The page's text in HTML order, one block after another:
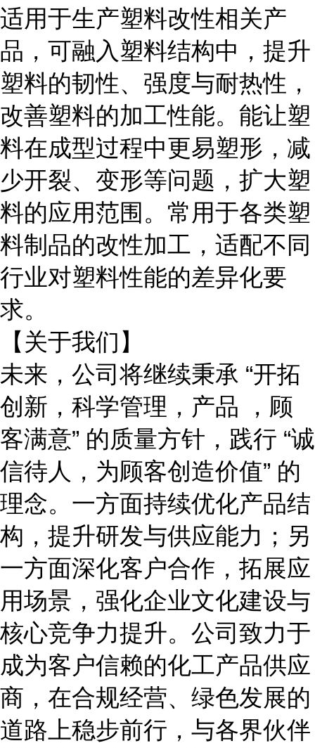
适用于生产塑料改性相关产
品，可融入塑料结构中，提升
塑料的韧性、强度与耐热性，
改善塑料的加工性能。能让塑
料在成型过程中更易塑形，减
少开裂、变形等问题，扩大塑
料的应用范围。常用于各类塑
料制品的改性加工，适配不同
行业对塑料性能的差异化要
求。
【关于我们】
未来，公司将继续秉承 “开拓
创新，科学管理，产品 ，顾
客满意” 的质量方针，践行 “诚
信待人，为顾客创造价值” 的
理念。一方面持续优化产品结
构，提升研发与供应能力；另
一方面深化客户合作，拓展应
用场景，强化企业文化建设与
核心竞争力提升。公司致力于
成为客户信赖的化工产品供应
商，在合规经营、绿色发展的
道路上稳步前行，与各界伙伴